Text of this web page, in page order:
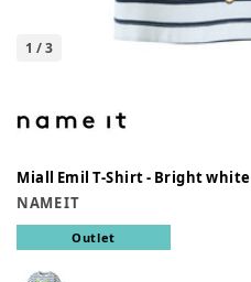
1 /3
Miall Emil T-Shirt - Bright white
NAME IT
Outlet